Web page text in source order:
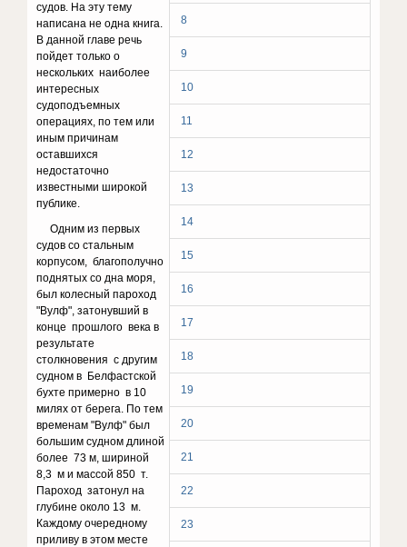
8
9
10
11
12
13
14
15
16
17
18
19
20
21
22
23
судов. На эту тему
написана не одна книга.
В данной главе речь
пойдет только о
нескольких наиболее
интересных
судоподъемных
операциях, по тем или
иным причинам
оставшихся
недостаточно
известными широкой
публике.
Одним из первых
судов со стальным
корпусом, благополучно
поднятых со дна моря,
был колесный пароход
"Вулф", затонувший в
конце прошлого века в
результате
столкновения с другим
судном в Белфастской
бухте примерно в 10
милях от берега. По тем
временам "Вулф" был
большим судном длиной
более 73 м, шириной
8,3 м и массой 850 т.
Пароход затонул на
глубине около 13 м.
Каждому очередному
приливу в этом месте